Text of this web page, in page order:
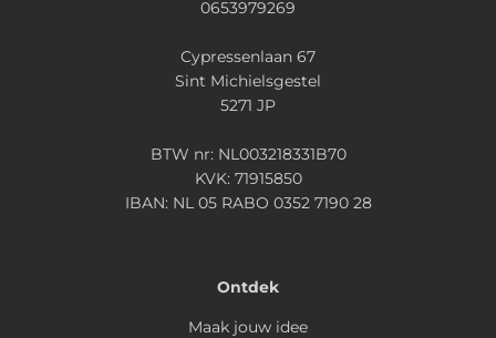
0653979269
Cypressenlaan 67
Sint Michielsgestel
5271 JP
BTW nr: NL003218331B70
KVK: 71915850
IBAN: NL 05 RABO 0352 7190 28
Ontdek
Maak jouw idee